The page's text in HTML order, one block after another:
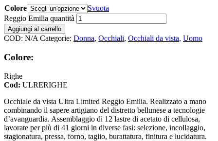
Colore
Svuota
Reggio Emilia quantità
Aggiungi al carrello
COD: N/A Categorie: Donna, Occhiali, Occhiali da vista, Uomo
Colore:
Righe
Cod: ULRERIGHE
Occhiale da vista Ultra Limited Reggio Emilia. Realizzato a mano
combinando il sapere artigiano del distretto bellunese a tecnologie
d’avanguardia. Assemblaggio di 12 lastre di acetato di cellulosa,
lavorate per più di 41 giorni in diverse fasi: selezione, incollaggio,
stagionatura, pressa, forno, taglio, burattatura, finitura e lucidatura.